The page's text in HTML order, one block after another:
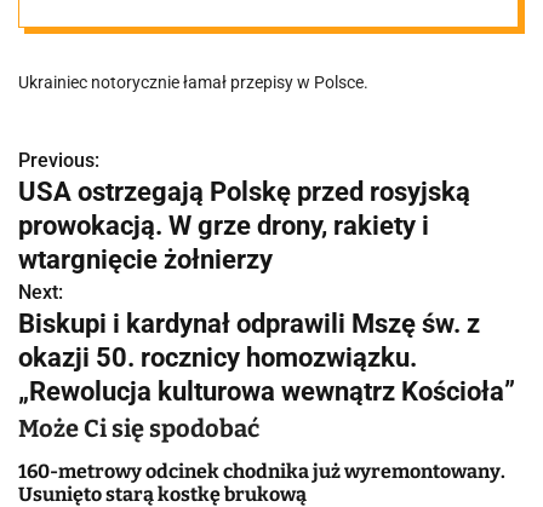
Mieście. Został
deportowany
Ukrainiec notorycznie łamał przepisy w Polsce.
N
a
w
i
g
a
c
j
Previous:
USA ostrzegają Polskę przed rosyjską
prowokacją. W grze drony, rakiety i
wtargnięcie żołnierzy
Next:
Biskupi i kardynał odprawili Mszę św. z
okazji 50. rocznicy homozwiązku.
„Rewolucja kulturowa wewnątrz Kościoła”
Może Ci się spodobać
160-metrowy odcinek chodnika już wyremontowany.
Usunięto starą kostkę brukową